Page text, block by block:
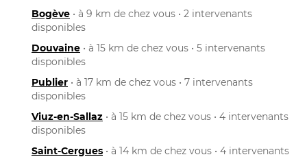
Bogève • à 9 km de chez vous • 2 intervenants
disponibles
Douvaine • à 15 km de chez vous • 5 intervenants
disponibles
Publier • à 17 km de chez vous • 7 intervenants
disponibles
Viuz-en-Sallaz • à 15 km de chez vous • 4 intervenants
disponibles
Saint-Cergues • à 14 km de chez vous • 4 intervenants